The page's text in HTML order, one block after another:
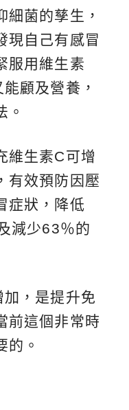
細菌的孳生，
現自己有感冒
服用維生素
顧及營養，
。
維生素C可增
有效預防因壓
症狀，降低
減少63％的
，是提升免
前這個非常時
的。